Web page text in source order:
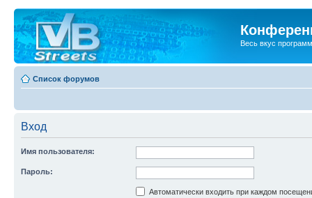
Весь вкус
Список форумов
Вход
Имя пользователя:
Пароль:
Автоматически входить при каждом